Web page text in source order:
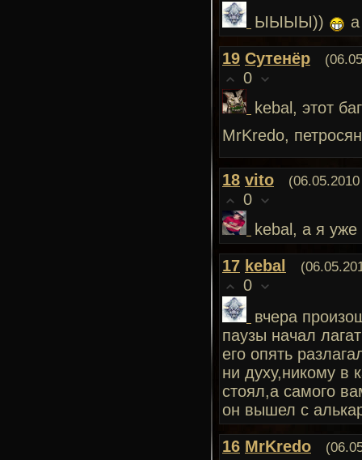
ЫЫЫЫ))
19 Сутенёр
0
kebal, этот
MrKredo,
18 vito
0
kebal, а я
17 kebal
0
вчера
паузы начал
его опять
ни духу,никому в
стоял,а самого
он вышел с
16 MrKredo